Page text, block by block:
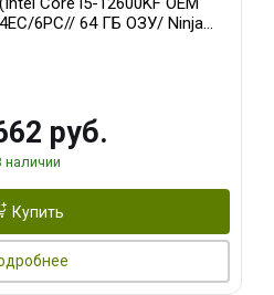
6PC// 64 ГБ ОЗУ/ Ninja
GDDR6 DVI DP HDMI 2/
руб.
наличии
Купить